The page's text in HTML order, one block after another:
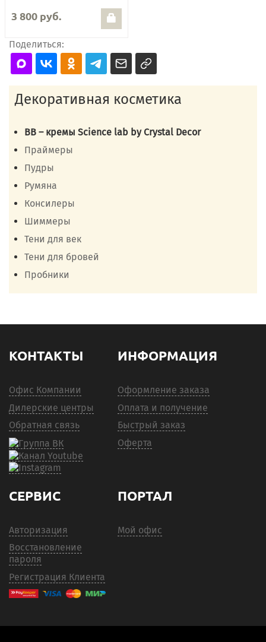
3 800 руб.
Поделиться:
Декоративная косметика
ВВ – кремы Science lab by Crystal Deсor
Праймеры
Пудры
Румяна
Консилеры
Шиммеры
Тени для век
Тени для бровей
Пробники
КОНТАКТЫ
Офис Компании
Дилерские центры
Обратная связь
ИНФОРМАЦИЯ
Оформление заказа
Оплата и получение
Быстрый заказ
Оферта
СЕРВИС
Авторизация
Восстановление
пароля
Регистрация Клиента
ПОРТАЛ
Мой офис